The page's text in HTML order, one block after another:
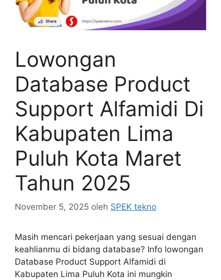
Lowongan
Database Product
Support Alfamidi Di
Kabupaten Lima
Puluh Kota Maret
Tahun 2025
November 5, 2025 oleh SPEK tekno
Masih mencari pekerjaan yang sesuai dengan
keahlianmu di bidang database? Info lowongan
Database Product Support Alfamidi di
Kabupaten Lima Puluh Kota ini mungkin